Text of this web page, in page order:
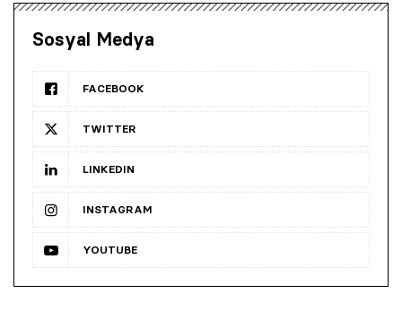
Sosyal Medya
FACEBOOK
TWITTER
LINKEDIN
INSTAGRAM
YOUTUBE